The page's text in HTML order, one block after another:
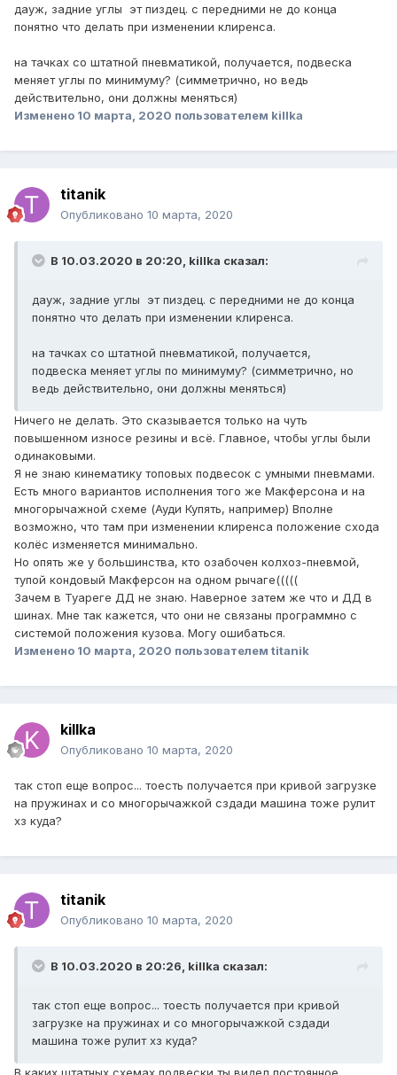
разъезжаются на градус или доли градуса. Если оба
колеса делают это одинаково, то на езде это не
Кавказ...?)))
Это особенность современных многорычажек. Делая
контроллер универсальным нужно думать и об стабах
поперечки дурацких и о типах подвески.
дауж, задние углы эт пиздец. с передними не до конца
понятно что делать при изменении клиренса.
на тачках со штатной пневматикой, получается, подвеска
меняет углы по минимуму? (симметрично, но ведь
действительно, они должны меняться)
Изменено 10 марта, 2020 пользователем killka
titanik
Опубликовано 10 марта, 2020
В 10.03.2020 в 20:20, killka сказал:
дауж, задние углы эт пиздец. с передними не до конца
понятно что делать при изменении клиренса.
на тачках со штатной пневматикой, получается,
подвеска меняет углы по минимуму? (симметрично, но
ведь действительно, они должны меняться)
Ничего не делать. Это сказывается только на чуть
повышенном износе резины и всё. Главное, чтобы углы были
одинаковыми.
Я не знаю кинематику топовых подвесок с умными пневмами.
Есть много вариантов исполнения того же Макферсона и на
многорычажной схеме (Ауди Купять, например) Вполне
возможно, что там при изменении клиренса положение схода
колёс изменяется минимально.
Но опять же у большинства, кто озабочен колхоз-пневмой,
тупой кондовый Макферсон на одном рычаге(((((
Зачем в Туареге ДД не знаю. Наверное затем же что и ДД в
шинах. Мне так кажется, что они не связаны программно с
системой положения кузова. Могу ошибаться.
Изменено 10 марта, 2020 пользователем titanik
killka
Опубликовано 10 марта, 2020
так стоп еще вопрос... тоесть получается при кривой загрузке
на пружинах и со многорычажкой сздади машина тоже рулит
хз куда?
titanik
Опубликовано 10 марта, 2020
В 10.03.2020 в 20:26, killka сказал:
так стоп еще вопрос... тоесть получается при кривой
загрузке на пружинах и со многорычажкой сздади
машина тоже рулит хз куда?